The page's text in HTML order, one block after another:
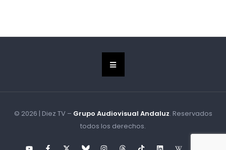
© 2026 | Diez TV – Grupo Audiovisual Andaluz. Reservados
todos los derechos.